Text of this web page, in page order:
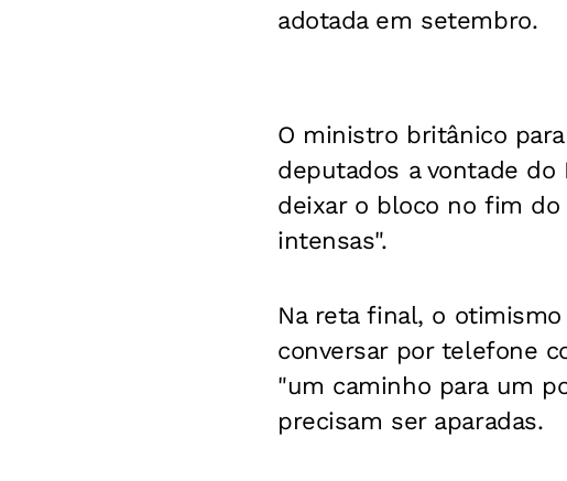
adotada em setembro.
O ministro britânico
deputados a vontade
deixar o bloco no fim do
intensas".
Na reta final, o
conversar por telefone
"um caminho para um
precisam ser aparadas.